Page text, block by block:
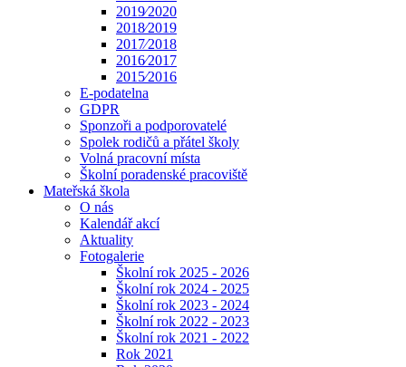
2019⁄2020
2018⁄2019
2017⁄2018
2016⁄2017
2015⁄2016
E-podatelna
GDPR
Sponzoři a podporovatelé
Spolek rodičů a přátel školy
Volná pracovní místa
Školní poradenské pracoviště
Mateřská škola
O nás
Kalendář akcí
Aktuality
Fotogalerie
Školní rok 2025 - 2026
Školní rok 2024 - 2025
Školní rok 2023 - 2024
Školní rok 2022 - 2023
Školní rok 2021 - 2022
Rok 2021